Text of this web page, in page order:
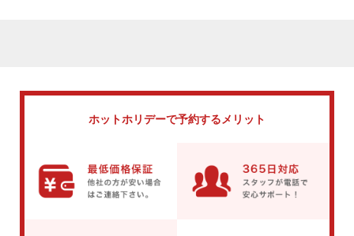
ホットホリデーで予約するメリット